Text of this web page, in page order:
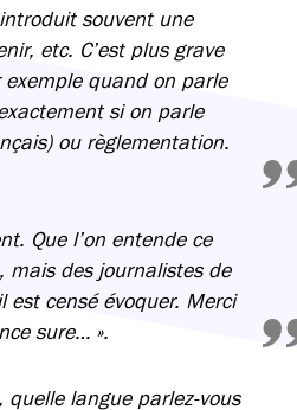
souvent une
etc. C’est plus grave
exemple quand on parle
si on parle
ou règlementation.
Que l’on entende ce
mais des journalistes de
est censé évoquer. Merci
sure… ».
quelle langue parlez-vous